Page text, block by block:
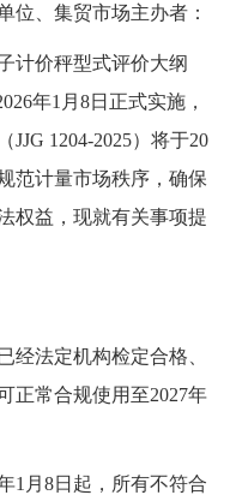
位、集贸市场主办者：
计价秤型式评价大纲
年1月8日正式实施，
JJG 1204-2025）将于20
范计量市场秩序，确保
权益，现就有关事项提
经法定机构检定合格、
正常合规使用至2027年
1月8日起，所有不符合